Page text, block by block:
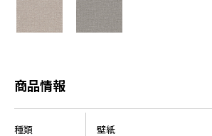
商品情報
種類 壁紙